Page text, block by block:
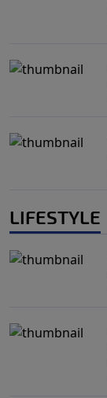
LIFESTYLE